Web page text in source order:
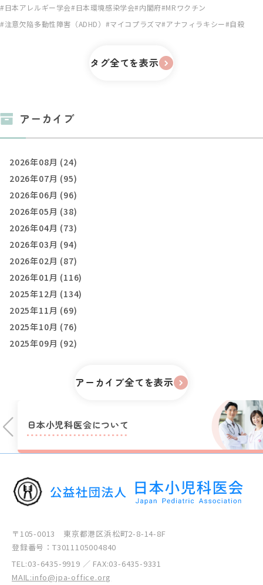
日本アレルギー学会 日本環境感染学会 内閣府 MRワクチン
注意欠陥多動性障害（ADHD）
マイコプラズマ アナフィラキシー 自殺
タグ全てを表示
アーカイブ
2026年08月 (24)
2026年07月 (95)
2026年06月 (96)
2026年05月 (38)
2026年04月 (73)
2026年03月 (94)
2026年02月 (87)
2026年01月 (116)
2025年12月 (134)
2025年11月 (69)
2025年10月 (76)
2025年09月 (92)
アーカイブ全てを表示
日本小児科医会について
〒105-0013 東京都港区浜松町2-8-14-8F
登録番号：T3011105004840
TEL:03-6435-9919 ／ FAX:03-6435-9331
MAIL:info@jpa-office.org